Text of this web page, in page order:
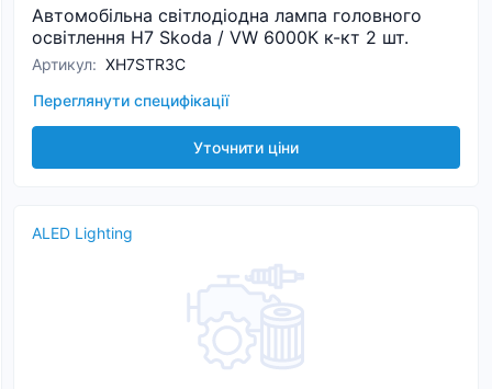
Автомобільна світлодіодна лампа головного
освітлення H7 Skoda / VW 6000К к-кт 2 шт.
Артикул: XH7STR3C
Переглянути специфікації
Уточнити ціни
ALED Lighting